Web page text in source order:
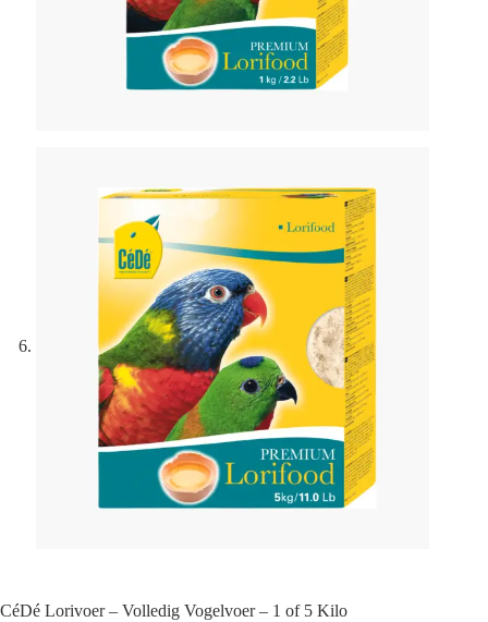
CéDé Lorivoer – Volledig Vogelvoer – 1 of 5 Kilo